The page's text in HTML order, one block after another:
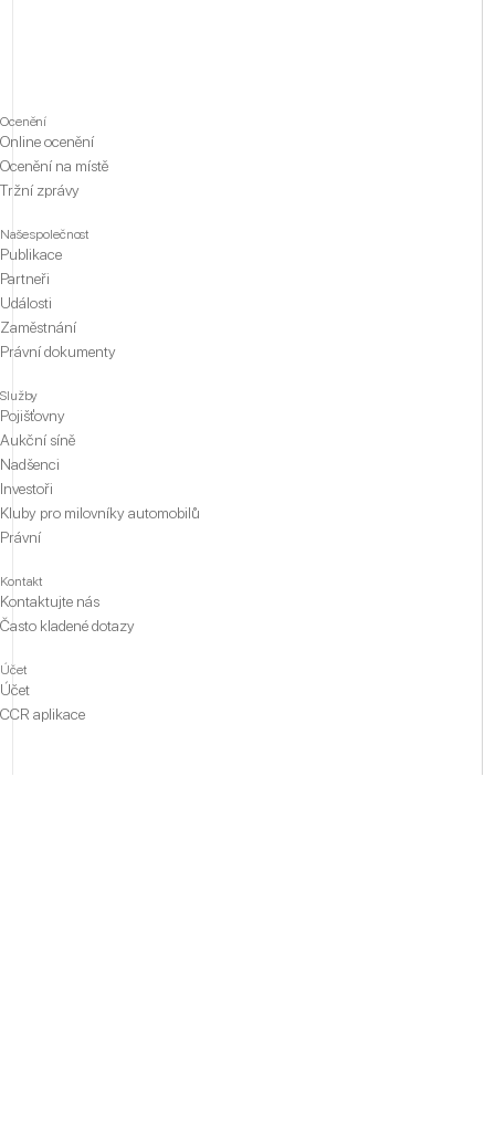
Ocenění
Online ocenění
Ocenění na místě
Tržní zprávy
Naše společnost
Publikace
Partneři
Události
Zaměstnání
Právní dokumenty
Služby
Pojišťovny
Aukční síně
Nadšenci
Investoři
Kluby pro milovníky automobilů
Právní
Kontakt
Kontaktujte nás
Často kladené dotazy
Účet
Účet
CCR aplikace